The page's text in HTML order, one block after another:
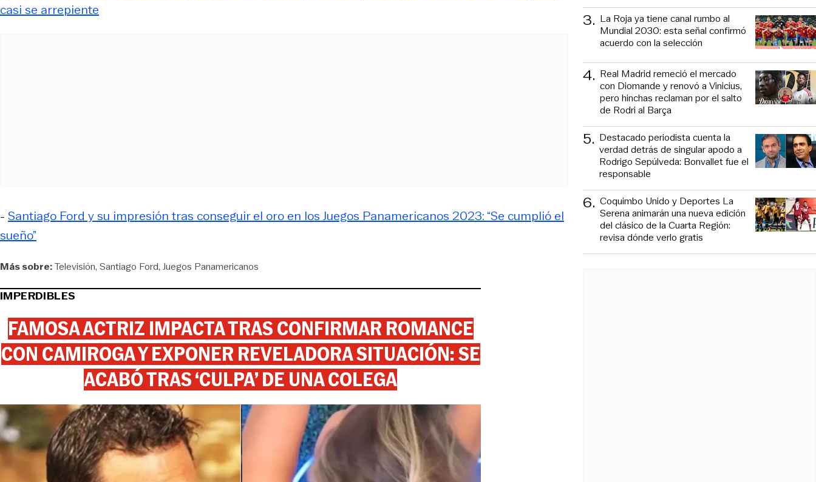
casi se arrepiente
- Santiago Ford y su impresión tras conseguir el oro en los Juegos Panamericanos 2023: “Se cumplió el
sueño”
Más sobre:Televisión Santiago Ford Juegos Panamericanos
IMPERDIBLES
FAMOSA ACTRIZ IMPACTA TRAS CONFIRMAR ROMANCE
CON CAMIROGA Y EXPONER REVELADORA SITUACIÓN: SE
ACABÓ TRAS ‘CULPA’ DE UNA COLEGA
3. La Roja ya tiene canal rumbo al
Mundial 2030: esta señal confirmó
acuerdo con la selección
4. Real Madrid remeció el mercado
con Diomande y renovó a Vinicius,
pero hinchas reclaman por el salto
de Rodri al Barça
5. Destacado periodista cuenta la
verdad detrás de singular apodo a
Rodrigo Sepúlveda: Bonvallet fue el
responsable
6. Coquimbo Unido y Deportes La
Serena animarán una nueva edición
del clásico de la Cuarta Región:
revisa dónde verlo gratis